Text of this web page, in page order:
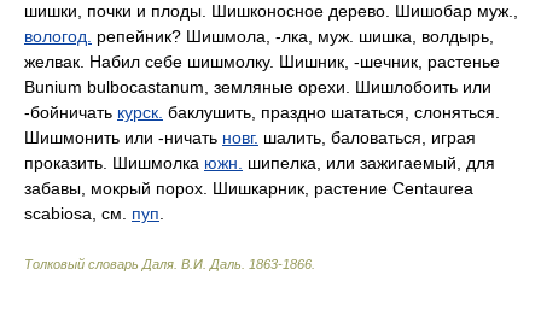
шишки, почки и плоды. Шишконосное дерево. Шишобар муж.,
вологод.
репейник? Шишмола, -лка, муж. шишка, волдырь,
желвак. Набил себе шишмолку. Шишник, -шечник, растенье
Bunium bulbocastanum, земляные орехи. Шишлобоить или
-бойничать курск. баклушить, праздно шататься, слоняться.
Шишмонить или -ничать новг. шалить, баловаться, играя
проказить. Шишмолка южн.
шипелка, или зажигаемый, для
забавы, мокрый порох. Шишкарник, растение Centaurea
scabiosa, см. пуп
Толковый словарь Даля В.И. Даль. 1863-1866